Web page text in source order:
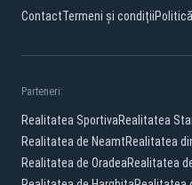
ContactTermeni și condiții
Parteneri:
Realitatea SportivaRealitatea
Realitatea de NeamtRealitatea
Realitatea de OradeaRealitatea